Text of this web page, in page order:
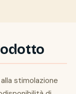
stimolazione